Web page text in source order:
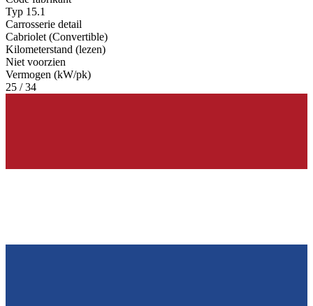
Typ 15.1
Carrosserie detail
Cabriolet (Convertible)
Kilometerstand (lezen)
Niet voorzien
Vermogen (kW/pk)
25 / 34